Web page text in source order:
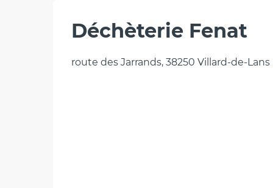
Déchèterie Fenat
route des Jarrands, 38250 Villard-de-Lans